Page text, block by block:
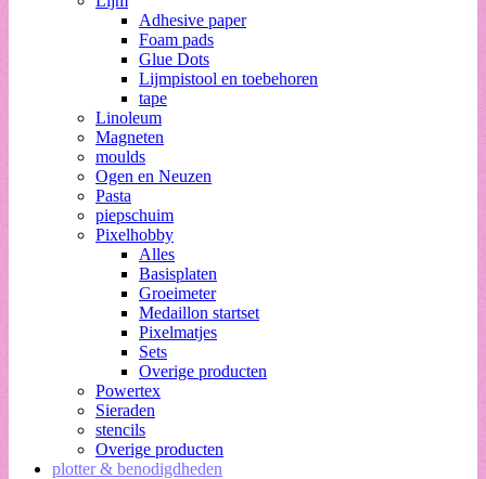
Adhesive paper
Foam pads
Glue Dots
Lijmpistool en toebehoren
tape
Linoleum
Magneten
moulds
Ogen en Neuzen
Pasta
piepschuim
Pixelhobby
Alles
Basisplaten
Groeimeter
Medaillon startset
Pixelmatjes
Sets
Overige producten
Powertex
Sieraden
stencils
Overige producten
plotter & benodigdheden